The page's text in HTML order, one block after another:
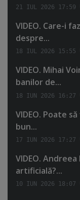
21 IUL 2026 17:59
VIDEO. Care-i
despre...
18 IUL 2026 15:55
VIDEO. Mihai
banilor de...
18 IUN 2026 16:27
VIDEO. Poate
bun...
17 IUN 2026 17:27
VIDEO.
artificială?...
10 IUN 2026 18:07